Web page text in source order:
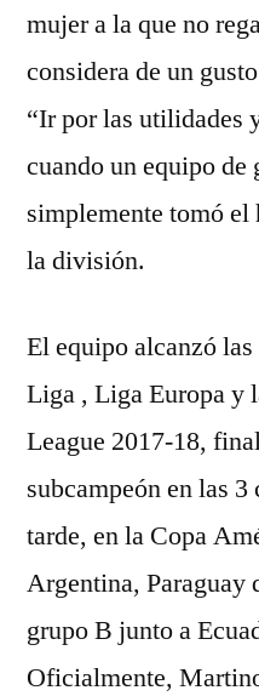
mujer a la que no
considera de un
“Ir por las utilidades
cuando un equipo de
simplemente tomó el
la división.
El equipo alcanzó
Liga , Liga Europa y
League 2017-18,
subcampeón en las
tarde, en la Copa
Argentina, Paraguay
grupo B junto a
Oficialmente,